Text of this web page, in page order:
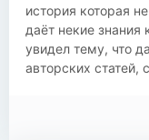
история которая
даёт некие
увидел тему, что
авторских статей,